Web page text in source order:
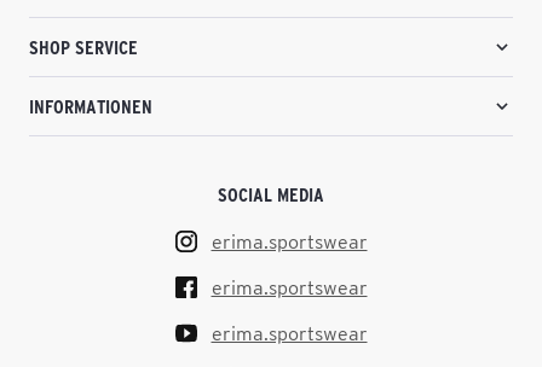
SHOP SERVICE
INFORMATIONEN
SOCIAL MEDIA
erima.sportswear
erima.sportswear
erima.sportswear